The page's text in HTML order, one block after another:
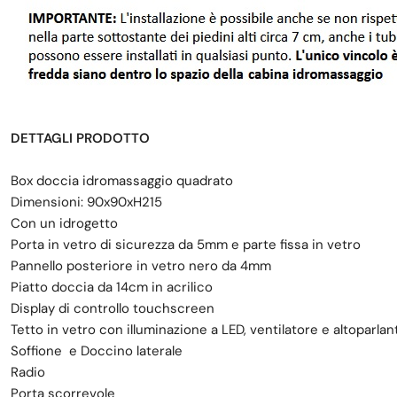
DETTAGLI PRODOTTO
Box doccia idromassaggio quadrato
Dimensioni: 90x90xH215
Con un idrogetto
Porta in vetro di sicurezza da 5mm e parte fissa in vetro
Pannello posteriore in vetro nero da 4mm
Piatto doccia da 14cm in acrilico
Display di controllo touchscreen
Tetto in vetro con illuminazione a LED, ventilatore e
Soffione e Doccino laterale
Radio
Porta scorrevole